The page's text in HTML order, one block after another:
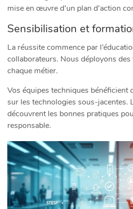
mise en œuvre d’un plan d’action
Sensibilisation et
La réussite commence par
collaborateurs. Nous déployons
chaque métier.
Vos équipes techniques bénéficient
sur les technologies sous-jacentes.
découvrent les bonnes pratiques
responsable.